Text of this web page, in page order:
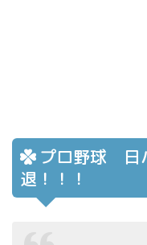
プロ野球 日
退！！！